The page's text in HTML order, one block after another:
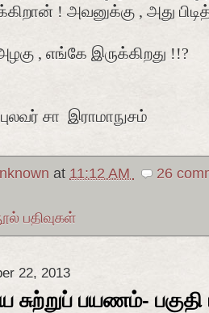
! அவனுக்கு , அது
, எங்கே இருக்கிறது !!?
இராமாநுசம்
at 11:12 AM 26
பதிவுகள்
22, 2013
சுற்றுப் பயணம்-